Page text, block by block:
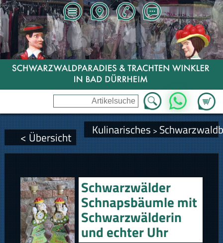
Zum
WhatsApp
< Übersicht Kulinarisches >
Schwarzwälder
Schnapsbäumle mit
Schwarzwälderin
und echter Uhr